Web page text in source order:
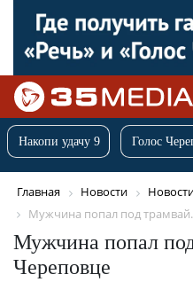
Накопи удачу 9 Голос
Главная Новости
Мужчина попал под
Мужчина попал
Череповце